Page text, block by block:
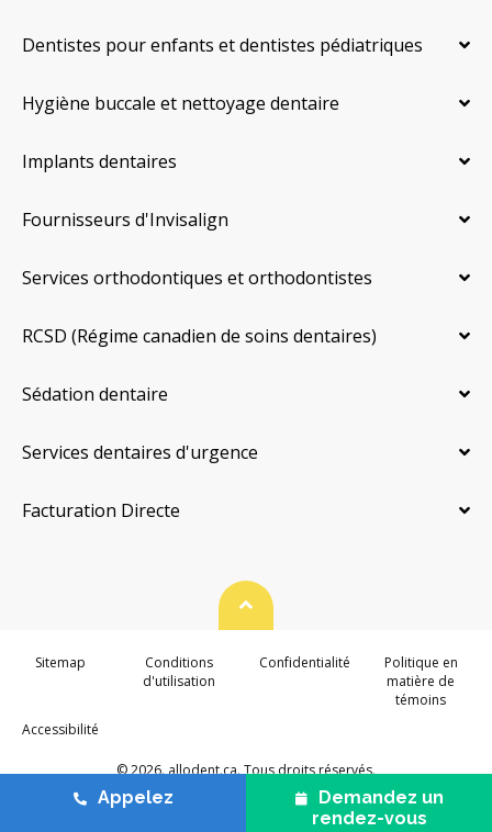
Dentistes pour enfants et dentistes pédiatriques
Hygiène buccale et nettoyage dentaire
Implants dentaires
Fournisseurs d'Invisalign
Services orthodontiques et orthodontistes
RCSD (Régime canadien de soins dentaires)
Sédation dentaire
Services dentaires d'urgence
Facturation Directe
© 2026. allodent.ca. Tous droits réservés.
Haut de page
Sitemap
Conditions
d'utilisation
Confidentialité
Politique en
matière de
témoins
Accessibilité
Appelez
Demandez un
rendez-vous